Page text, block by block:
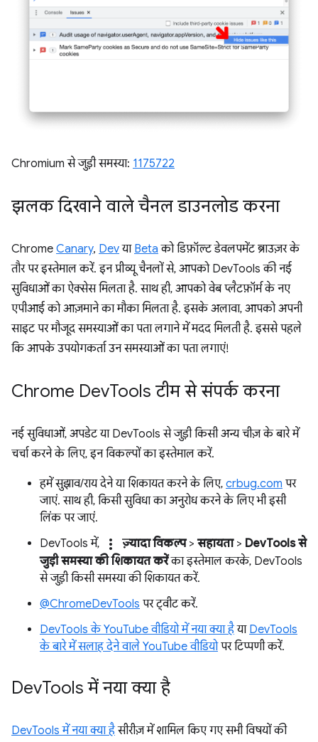
Chromium से जुड़ी समस्या: 1175722
झलक दिखाने वाले चैनल डाउनलोड करना
Chrome Canary, Devया Beta को डिफ़ॉल्ट डेवलपमेंट ब्राउज़र के
तौर पर इस्तेमाल करें. इन प्रीव्यू चैनलों से, आपको DevTools की नई
सुविधाओं का ऐक्सेस मिलता है. साथ ही, आपको वेब प्लैटफ़ॉर्म के नए
एपीआई को आज़माने का मौका मिलता है. इसके अलावा, आपको अपनी
साइट पर मौजूद समस्याओं का पता लगाने में मदद मिलती है. इससे पहले
कि आपके उपयोगकर्ता उन समस्याओं का पता लगाएं!
Chrome DevTools टीम से संपर्क करना
नई सुविधाओं, अपडेट या DevTools से जुड़ी किसी अन्य चीज़ के बारे में
चर्चा करने के लिए, इन विकल्पों का इस्तेमाल करें.
हमें सुझाव/राय देने या शिकायत करने के लिए, crbug.com पर
जाएं. साथ ही, किसी सुविधा का अनुरोध करने के लिए भी इसी
लिंक पर जाएं.
DevTools में,
more_vert ज़्यादा विकल्प> सहायता> DevTools से
जुड़ी समस्या की शिकायत करेंका इस्तेमाल करके, DevTools
से जुड़ी किसी समस्या की शिकायत करें.
@ChromeDevTools पर ट्वीट करें.
DevTools के YouTube वीडियो में नया क्या हैया DevTools
के बारे में सलाह देने वाले YouTube वीडियोपर टिप्पणी करें.
DevTools में नया क्या है
DevTools में नया क्या हैसीरीज़ में शामिल किए गए सभी विषयों की